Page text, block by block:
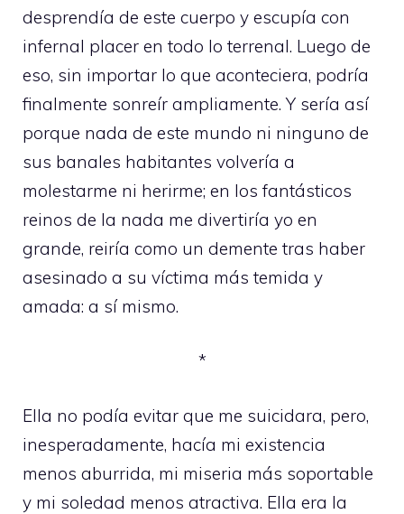
desprendía de este cuerpo y escupía con
infernal placer en todo lo terrenal. Luego de
eso, sin importar lo que aconteciera, podría
finalmente sonreír ampliamente. Y sería así
porque nada de este mundo ni ninguno de
sus banales habitantes volvería a
molestarme ni herirme; en los fantásticos
reinos de la nada me divertiría yo en
grande, reiría como un demente tras haber
asesinado a su víctima más temida y
amada: a sí mismo.
*
Ella no podía evitar que me suicidara, pero,
inesperadamente, hacía mi existencia
menos aburrida, mi miseria más soportable
y mi soledad menos atractiva. Ella era la